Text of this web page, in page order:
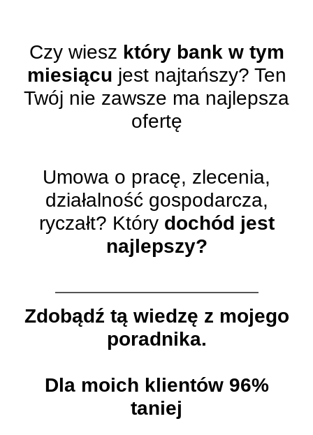
Czy wiesz który bank w tym
miesiącu jest najtańszy? Ten
Twój nie zawsze ma najlepsza
ofertę
Umowa o pracę, zlecenia,
działalność gospodarcza,
ryczałt? Który dochód jest
najlepszy?
Zdobądź tą wiedzę z mojego
poradnika.
Dla moich klientów 96%
taniej